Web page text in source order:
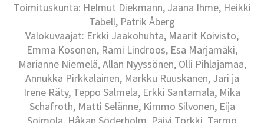
Toimituskunta: Helmut Diekmann, Jaana Ihme, Heikki
Tabell, Patrik Åberg
Valokuvaajat: Erkki Jaakohuhta, Maarit Koivisto,
Emma Kosonen, Rami Lindroos, Esa Marjamäki,
Marianne Niemelä, Allan Nyyssönen, Olli Pihlajamaa,
Annukka Pirkkalainen, Markku Ruuskanen, Jari ja
Irene Räty, Teppo Salmela, Erkki Santamala, Mika
Schafroth, Matti Selänne, Kimmo Silvonen, Eija